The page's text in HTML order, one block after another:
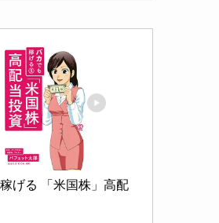
げる 「米国株」高配